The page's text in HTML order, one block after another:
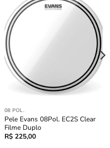
08 POL.
Pele Evans 08Pol. EC2S Clear
Filme Duplo
R$225,00